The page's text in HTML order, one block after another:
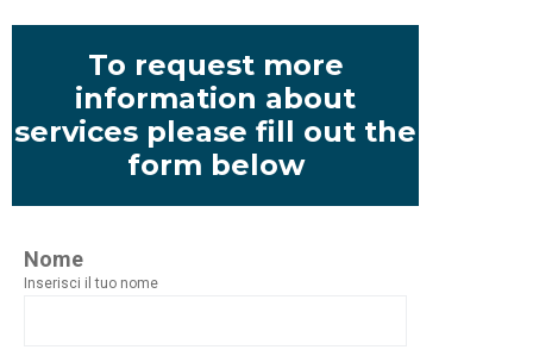
To request more
information about
services please fill out the
form below
Nome
Inserisci il tuo nome